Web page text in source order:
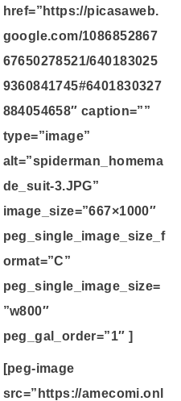
href=”https://picasaweb.
google.com/1086852867
67650278521/640183025
9360841745#6401830327
884054658″ caption=””
type=”image”
alt=”spiderman_homema
de_suit-3.JPG”
image_size=”667×1000″
peg_single_image_size_f
ormat=”C”
peg_single_image_size=
”w800″
peg_gal_order=”1″ ]
[peg-image
src=”https://amecomi.onl